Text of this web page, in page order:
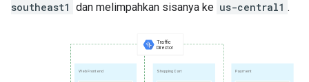
southeast1 dan melimpahkan sisanya ke us-central1 .